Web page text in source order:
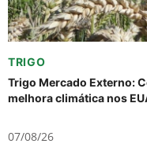
TRIGO
Trigo Mercado Externo:
melhora climática nos
07/08/26